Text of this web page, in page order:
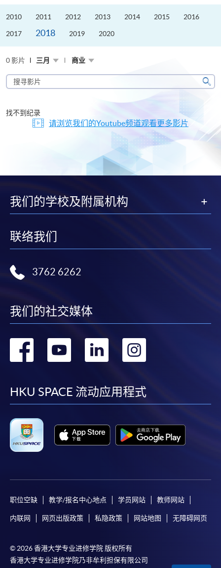
2010 2011 2012 2013 2014 2015 2016
2017 2018 2019 2020
0 影片 三月 商业
搜
寻
片
搜
找不到纪录
请浏览我们的Youtube频道观看更多影片
我们的学校及附属机构
联络我们
3762 6262
我们的社交媒体
转
facebook
转
youtube
转
linkedin
转
HKU SPACE 流动应用程式
职位空缺 教学/报名中心地点 学员网站 教师网站
内联网 网页出版政策 私隐政策 网站地图 无障碍网页
© 2026 香港大学专业进修学院 版权所有
香港大学专业进修学院乃非牟利担保有限公司